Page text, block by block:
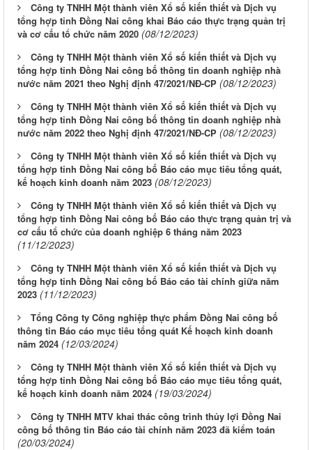
Công ty TNHH Một thành viên Xổ số kiến thiết và Dịch vụ
tổng hợp tỉnh Đồng Nai công khai Báo cáo thực trạng quản trị
và cơ cấu tổ chức năm 2020 (08/12/2023)
Công ty TNHH Một thành viên Xổ số kiến thiết và Dịch vụ
tổng hợp tỉnh Đồng Nai công bố thông tin doanh nghiệp nhà
nước năm 2021 theo Nghị định 47/2021/NĐ-CP (08/12/2023)
Công ty TNHH Một thành viên Xổ số kiến thiết và Dịch vụ
tổng hợp tỉnh Đồng Nai công bố thông tin doanh nghiệp nhà
nước năm 2022 theo Nghị định 47/2021/NĐ-CP (08/12/2023)
Công ty TNHH Một thành viên Xổ số kiến thiết và Dịch vụ
tổng hợp tỉnh Đồng Nai công bố Báo cáo mục tiêu tổng quát,
kế hoạch kinh doanh năm 2023 (08/12/2023)
Công ty TNHH Một thành viên Xổ số kiến thiết và Dịch vụ
tổng hợp tỉnh Đồng Nai công bố Báo cáo thực trạng quản trị và
cơ cấu tổ chức của doanh nghiệp 6 tháng năm 2023
(11/12/2023)
Công ty TNHH Một thành viên Xổ số kiến thiết và Dịch vụ
tổng hợp tỉnh Đồng Nai công bố Báo cáo tài chính giữa năm
2023 (11/12/2023)
Tổng Công ty Công nghiệp thực phẩm Đồng Nai công bố
thông tin Báo cáo mục tiêu tổng quát Kế hoạch kinh doanh
năm 2024 (12/03/2024)
Công ty TNHH Một thành viên Xổ số kiến thiết và Dịch vụ
tổng hợp tỉnh Đồng Nai công bố Báo cáo mục tiêu tổng quát,
kế hoạch kinh doanh năm 2024 (19/03/2024)
Công ty TNHH MTV khai thác công trình thủy lợi Đồng Nai
công bố thông tin Báo cáo tài chính năm 2023 đã kiểm toán
(20/03/2024)